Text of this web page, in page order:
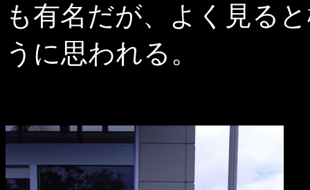
も有名だが、よく見る
うに思われる。